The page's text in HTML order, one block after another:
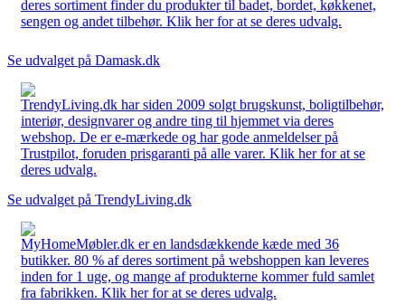
deres sortiment finder du produkter til badet, bordet, køkkenet,
sengen og andet tilbehør. Klik her for at se deres udvalg.
Se udvalget på Damask.dk
TrendyLiving.dk har siden 2009 solgt brugskunst, boligtilbehør,
interiør, designvarer og andre ting til hjemmet via deres
webshop. De er e-mærkede og har gode anmeldelser på
Trustpilot, foruden prisgaranti på alle varer. Klik her for at se
deres udvalg.
Se udvalget på TrendyLiving.dk
MyHomeMøbler.dk er en landsdækkende kæde med 36
butikker. 80 % af deres sortiment på webshoppen kan leveres
inden for 1 uge, og mange af produkterne kommer fuld samlet
fra fabrikken. Klik her for at se deres udvalg.